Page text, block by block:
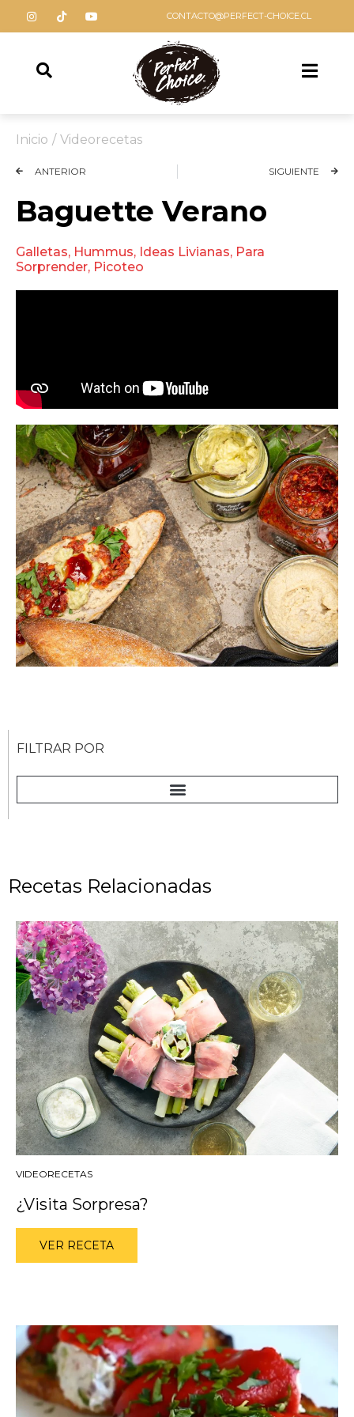
CONTACTO@PERFECT-CHOICE.CL
Inicio / Videorecetas
ANTERIOR SIGUIENTE
Baguette Verano
Galletas, Hummus, Ideas Livianas, Para
Sorprender, Picoteo
FILTRAR POR
Recetas Relacionadas
VIDEORECETAS
¿Visita Sorpresa?
VER RECETA